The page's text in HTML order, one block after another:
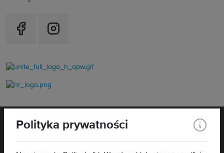
Polityka prywatności